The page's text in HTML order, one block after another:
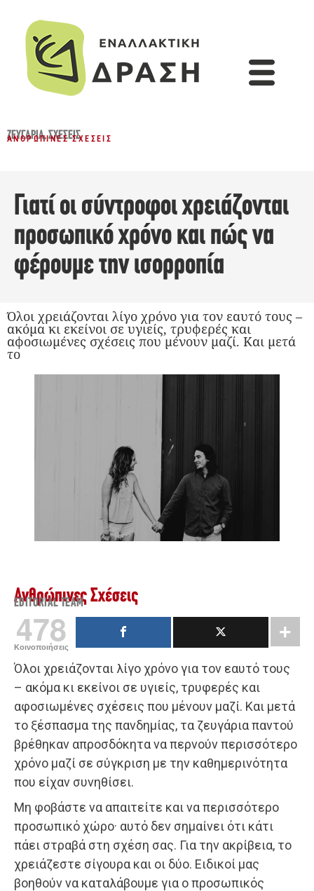
ΖΕΥΓΆΡΙΑ,ΣΧΈΣΕΙΣ
ΑΝΘΡΏΠΙΝΕΣ ΣΧΈΣΕΙΣ
Γιατί οι σύντροφοι χρειάζονται
προσωπικό χρόνο και πώς να
φέρουμε την ισορροπία
Όλοι χρειάζονται λίγο χρόνο για τον εαυτό τους –
ακόμα κι εκείνοι σε υγιείς, τρυφερές και
αφοσιωμένες σχέσεις που μένουν μαζί. Και μετά
το
Ανθρώπινες Σχέσεις
EDITORIAL TEAM
478
Κοινοποιήσεις
Όλοι χρειάζονται λίγο χρόνο για τον εαυτό τους
– ακόμα κι εκείνοι σε υγιείς, τρυφερές και
αφοσιωμένες σχέσεις που μένουν μαζί. Και μετά
το ξέσπασμα της πανδημίας, τα ζευγάρια παντού
βρέθηκαν απροσδόκητα να περνούν περισσότερο
χρόνο μαζί σε σύγκριση με την καθημερινότητα
που είχαν συνηθίσει.
Μη φοβάστε να απαιτείτε και να περισσότερο
προσωπικό χώρο· αυτό δεν σημαίνει ότι κάτι
πάει στραβά στη σχέση σας. Για την ακρίβεια, το
χρειάζεστε σίγουρα και οι δύο. Ειδικοί μας
βοηθούν να καταλάβουμε για ο προσωπικός